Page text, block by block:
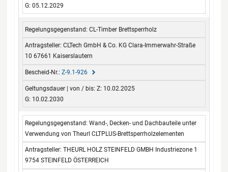
G: 05.12.2029
CL-Timber Brettsperrholz
CLTech GmbH & Co. KG Clara-Immerwahr-Straße
10 67661 Kaiserslautern
Z-9.1-926
Z: 10.02.2025
G: 10.02.2030
Wand-, Decken- und Dachbauteile unter
Verwendung von Theurl CLTPLUS-Brettsperrholzelementen
THEURL HOLZ STEINFELD GMBH Industriezone 1
9754 STEINFELD ÖSTERREICH